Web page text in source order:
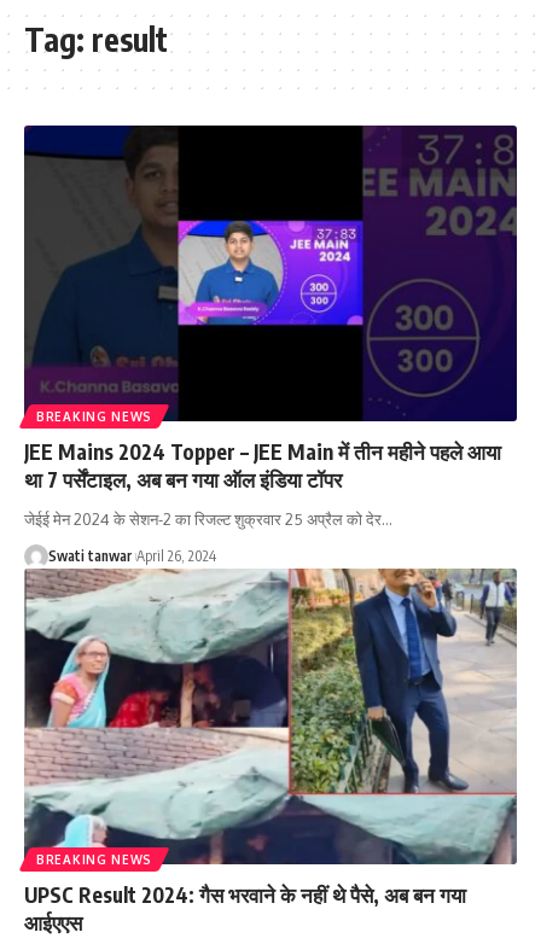
Tag: result
BREAKING NEWS
JEE Mains 2024 Topper – JEE Main में तीन महीने पहले आया
था 7 पर्सेंटाइल, अब बन गया ऑल इंडिया टॉपर
जेईई मेन 2024 के सेशन-2 का रिजल्ट शुक्रवार 25 अप्रैल को देर…
Swati tanwar April 26, 2024
BREAKING NEWS
UPSC Result 2024: गैस भरवाने के नहीं थे पैसे, अब बन गया
आईएएस